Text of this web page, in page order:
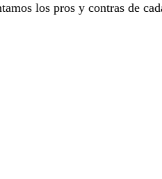
los pros y contras de